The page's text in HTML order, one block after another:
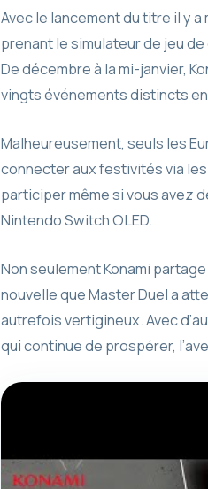
Avec le lancement du titre il y
prenant le simulateur de jeu
De décembre à la mi-janvier,
vingts événements distincts
Malheureusement, seuls les
connecter aux festivités via
participer même si vous avez
Nintendo Switch OLED.
Non seulement Konami
nouvelle que Master Duel a
autrefois vertigineux. Avec
qui continue de prospérer,